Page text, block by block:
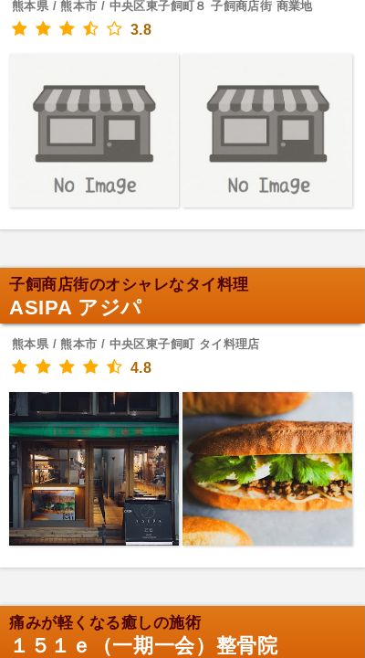
熊本県 / 熊本市 / 中央区東子飼町８ 子飼商店街 商業地
3.8
子飼商店街のオシャレなタイ料理
ASIPA アジパ
熊本県 / 熊本市 / 中央区東子飼町 タイ料理店
4.8
痛みが軽くなる癒しの施術
１５１ｅ（一期一会）整骨院